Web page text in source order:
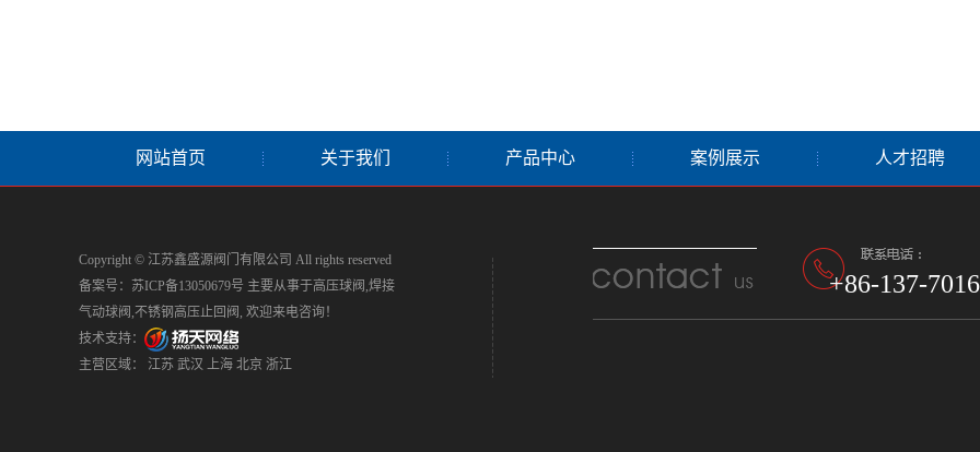
网站首页 关于我们 产品中心 案例展示 人才招聘
Copyright © 江苏鑫盛源阀门有限公司 All rights reserved
备案号： 苏ICP备13050679号 主要从事于高压球阀 焊接
气动球阀 不锈钢高压止回阀 , 欢迎来电咨询！
技术支持：
主营区域： 江苏 武汉 上海 北京 浙江
+86-137-